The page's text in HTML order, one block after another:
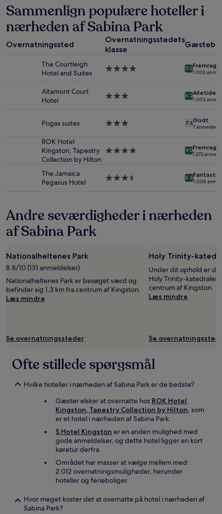
voksne
for
én
nat,
som
er
tilgængelighed
Yderligere
gælde.
Sammenlign populære hoteller i
nærheden af Sabina Park
Overnatningssted
Overnatningsstedets
klasse
The Courtleigh
Hotel and Suites
4.0-
9.2
1.005
Altamont Court
Hotel
3.0-
8.2Alletiders
1.003
Pogas suites
3.0-
7.6Godt
7
ROK Hotel
Kingston, Tapestry
Collection by Hilton
4.0-
9.0
1.272
The Jamaica
Pegasus Hotel
3.5-
8.8
1.008
Andre seværdigheder i nærheden
af Sabina Park
Nationalheltenes Park
8.8/10 (131 anmeldelser)
Nationalheltenes Park er besøget værd og
befinder sig 1,3 km fra centrum af Kingston.
Læs mindre
Se overnatningssteder
Holy Trinity-
Under dit ophold er
Holy Trinity-
centrum af Kingston.
Læs mindre
Se
Ofte stillede spørgsmål
Hvilke hoteller i nærheden af Sabina Park er de bedste?
Gæster elsker at overnatte hos ROK Hotel
Kingston, Tapestry Collection by Hilton, som
er et hotel i nærheden af Sabina Park.
S Hotel Kingston er en anden mulighed med
gode anmeldelser, og dette hotel ligger en kort
køretur derfra.
Området har masser at vælge mellem med
2.012 overnatningsmuligheder, herunder
hoteller og ferieboliger.
Hvor meget koster det at overnatte på hotel i nærheden af
Sabina Park?